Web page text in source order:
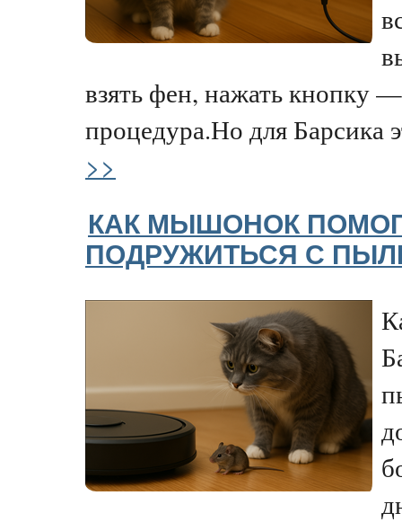
взять фен, нажать кнопку
процедура.Но для Барсика
>>
КАК МЫШОНОК
ПОДРУЖИТЬСЯ С